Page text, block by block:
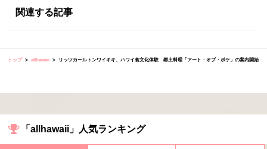
関連する記事
トップ allhawaii リッツカールトンワイキキ、ハワイ食文化体験 郷土料理「アート・オブ・ポケ」の案内開始
「allhawaii」人気ランキング